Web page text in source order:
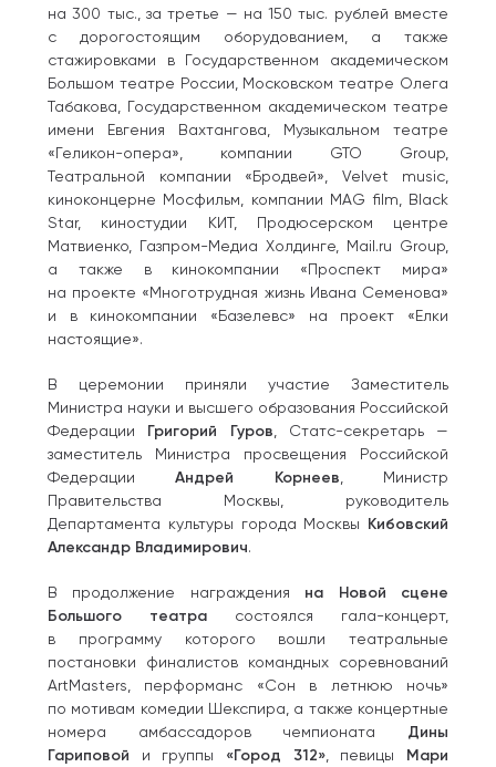
на 300 тыс., за третье — на 150 тыс. рублей вместе
с дорогостоящим оборудованием, а также
стажировками в Государственном академическом
Большом театре России, Московском театре Олега
Табакова, Государственном академическом театре
имени Евгения Вахтангова, Музыкальном театре
«Геликон-опера», компании GTO Group,
Театральной компании «Бродвей», Velvet music,
киноконцерне Мосфильм, компании MAG film, Black
Star, киностудии КИТ, Продюсерском центре
Матвиенко, Газпром-Медиа Холдинге, Mail.ru Group,
а также в кинокомпании «Проспект мира»
на проекте «Многотрудная жизнь Ивана Семенова»
и в кинокомпании «Базелевс» на проект «Елки
настоящие».
В церемонии приняли участие Заместитель
Министра науки и высшего образования Российской
Федерации Григорий Гуров , Статс-секретарь —
заместитель Министра просвещения Российской
ФедерацииАндрей Корнеев , Министр
Правительства Москвы, руководитель
Департамента культуры города Москвы Кибовский
Александр Владимирович.
В продолжение награждения на Новой сцене
Большого театра состоялся гала-концерт,
в программу которого вошли театральные
постановки финалистов командных соревнований
ArtMasters, перформанс «Сон в летнюю ночь»
по мотивам комедии Шекспира, а также концертные
номера амбассадоров чемпионата Дины
Гариповой и группы «Город 312», певицы Мари